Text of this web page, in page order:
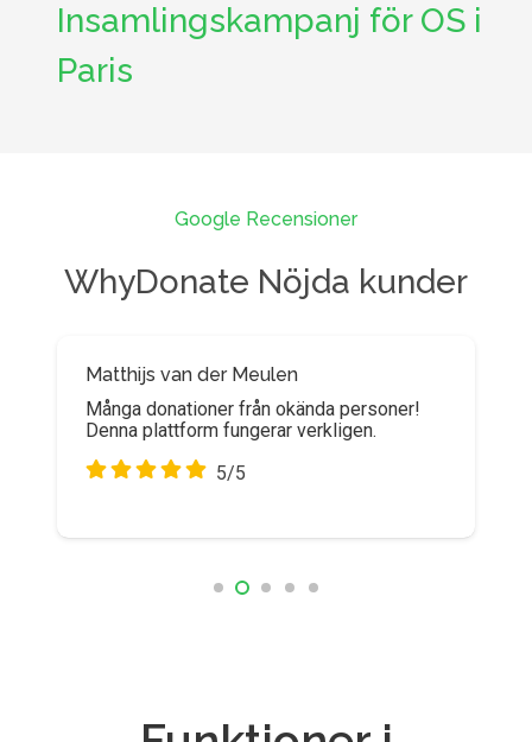
Insamlingskampanj för OS i
Paris
Google Recensioner
WhyDonate Nöjda kunder
Matthijs van der Meulen
Många donationer från okända personer!
Denna plattform fungerar verkligen.
5/5